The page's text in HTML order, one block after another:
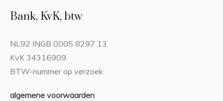
Bank, KvK, btw
NL92 INGB 0005 8297 13
KvK 34316909
BTW-nummer op verzoek
algemene voorwaarden